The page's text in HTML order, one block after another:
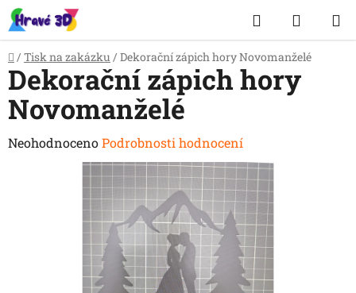
Přejít
na
obsah
Hledat
KOŠÍK
Domů
/ Tisk na zakázku / Dekorační zápich hory Novomanželé
Dekorační zápich hory
Novomanželé
Průměrné
NeohodnocenoPodrobnosti hodnocení